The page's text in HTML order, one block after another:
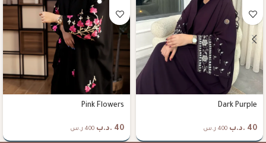
Dark Purple
40 .د.ب 400 ر.س
Pink Flowers
40 .د.ب 400 ر.س